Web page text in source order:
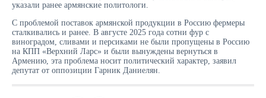
указали ранее армянские политологи.
С проблемой поставок армянской продукции в Россию фермеры
сталкивались и ранее. В августе 2025 года сотни фур с
виноградом, сливами и персиками не были пропущены в Россию
на КПП «Верхний Ларс» и были вынуждены вернуться в
Армению, эта проблема носит политический характер, заявил
депутат от оппозиции Гарник Даниелян.